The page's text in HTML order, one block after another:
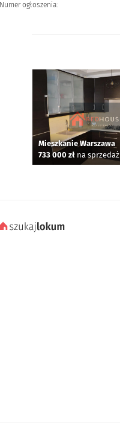
Numer ogłoszenia:
Mieszkanie Warszawa
733 000 zł na sprzedaż